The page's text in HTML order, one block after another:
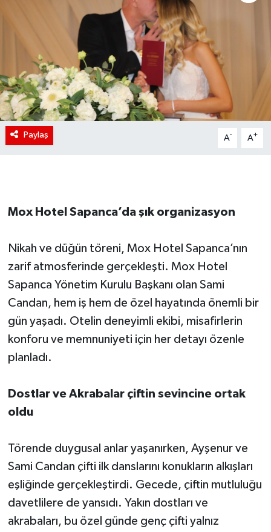
Paylaş A- A+
Mox Hotel Sapanca’da şık organizasyon
Nikah ve düğün töreni, Mox Hotel Sapanca’nın
zarif atmosferinde gerçekleşti. Mox Hotel
Sapanca Yönetim Kurulu Başkanı olan Sami
Candan, hem iş hem de özel hayatında önemli bir
gün yaşadı. Otelin deneyimli ekibi, misafirlerin
konforu ve memnuniyeti için her detayı özenle
planladı.
Dostlar ve Akrabalar çiftin sevincine ortak
oldu
Törende duygusal anlar yaşanırken, Ayşenur ve
Sami Candan çifti ilk danslarını konukların alkışları
eşliğinde gerçekleştirdi. Gecede, çiftin mutluluğu
davetlilere de yansıdı. Yakın dostları ve
akrabaları, bu özel günde genç çifti yalnız